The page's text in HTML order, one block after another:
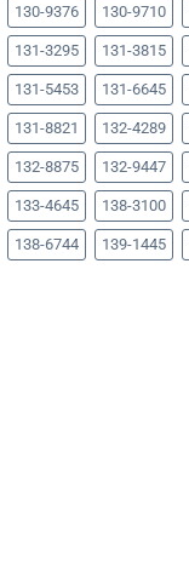
130-9376 130-9710
131-3295 131-3815
131-5453 131-6645
131-8821 132-4289
132-8875 132-9447
133-4645 138-3100
138-6744 139-1445